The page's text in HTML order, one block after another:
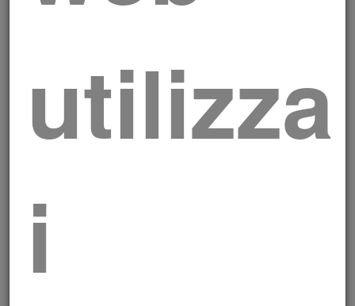
Salsiccia Luganega
utilizza
i